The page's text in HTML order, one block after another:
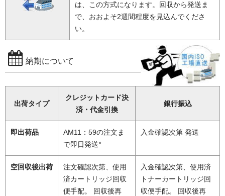
は、この方式になります。回収から発送ま
で、おおよそ2週間程度を見込んでくださ
い。
納期について
出荷タイプ
クレジットカード決
済・代金引換
銀行振込
即出荷品
AM11：59の注文ま
で即日発送※
入金確認次第 発送
空回収後出荷
注文確認次第、使用
済カートリッジ回収
便手配。 回収後再
入金確認次第、使用済
トナーカートリッジ回
収便手配。 回収後再